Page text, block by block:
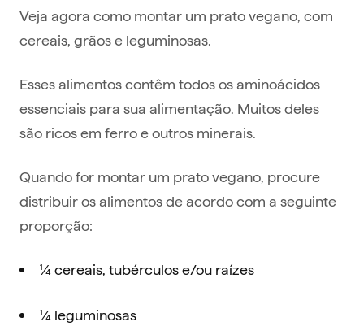
Veja agora como montar um prato vegano, com
cereais, grãos e leguminosas.
Esses alimentos contêm todos os aminoácidos
essenciais para sua alimentação. Muitos deles
são ricos em ferro e outros minerais.
Quando for montar um prato vegano, procure
distribuir os alimentos de acordo com a seguinte
proporção:
¼ cereais, tubérculos e/ou raízes
¼ leguminosas